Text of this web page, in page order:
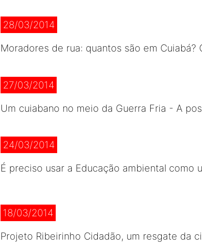
28/03/2014
Moradores de rua: quantos são em
27/03/2014
Um cuiabano no meio da Guerra Fria - A
24/03/2014
É preciso usar a Educação ambiental como
18/03/2014
Projeto Ribeirinho Cidadão, um resgate da